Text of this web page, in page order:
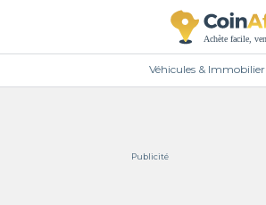
Véhicules & Immobilier
Publicité